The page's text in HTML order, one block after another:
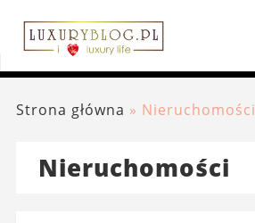
Strona główna » Nieruchomości
Nieruchomości